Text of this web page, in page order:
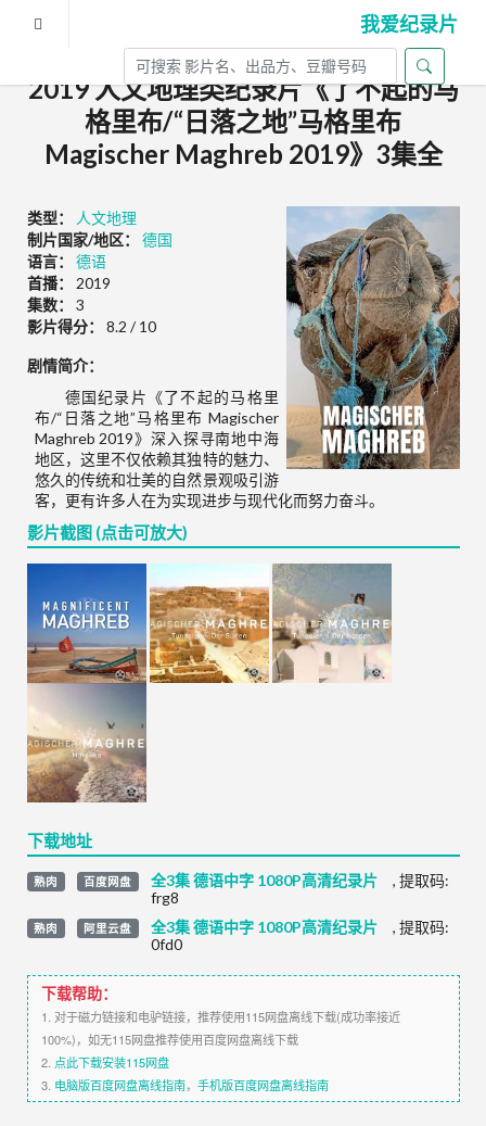
我爱纪录片
2019 人文地理类纪录片《了不起的马
格里布/“日落之地”马格里布
Magischer Maghreb 2019》3集全
类型：
人文地理
制片国家/地区：
德国
语言：
德语
首播：
2019
集数：
3
影片得分：
8.2 / 10
剧情简介：
德国纪录片《了不起的马格里
布/“日落之地”马格里布 Magischer
Maghreb 2019》深入探寻南地中海
地区，这里不仅依赖其独特的魅力、
悠久的传统和壮美的自然景观吸引游
客，更有许多人在为实现进步与现代化而努力奋斗。
影片截图 (点击可放大)
下载地址
熟肉 百度网盘 全3集 德语中字 1080P高清纪录片 , 提取码:
frg8
熟肉 阿里云盘 全3集 德语中字 1080P高清纪录片 , 提取码:
0fd0
下载帮助：
1. 对于磁力链接和电驴链接，推荐使用115网盘离线下载(成功率接近
100%)，如无115网盘推荐使用百度网盘离线下载
2. 点此下载安装115网盘
3. 电脑版百度网盘离线指南， 手机版百度网盘离线指南